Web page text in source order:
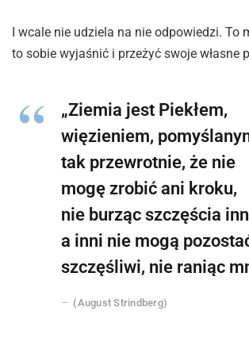
I wcale nie udziela na nie odpowiedzi. To
to sobie wyjaśnić i przeżyć swoje własne
„Ziemia jest Piekłem,
więzieniem,
tak przewrotnie, że nie
mogę zrobić ani kroku,
nie burząc szczęścia
a inni nie mogą
szczęśliwi, nie raniąc
(August Strindberg)